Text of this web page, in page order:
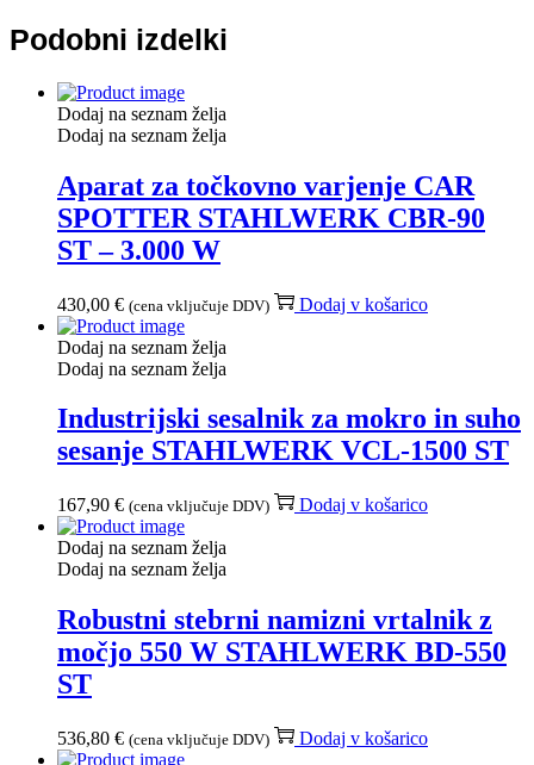
Podobni izdelki
Dodaj na seznam želja
Dodaj na seznam želja
Aparat za točkovno varjenje CAR
SPOTTER STAHLWERK CBR-90
ST – 3.000 W
430,00 € (cena vključuje DDV) Dodaj v košarico
Dodaj na seznam želja
Dodaj na seznam želja
Industrijski sesalnik za mokro in suho
sesanje STAHLWERK VCL-1500 ST
167,90 € (cena vključuje DDV) Dodaj v košarico
Dodaj na seznam želja
Dodaj na seznam želja
Robustni stebrni namizni vrtalnik z
močjo 550 W STAHLWERK BD-550
ST
536,80 € (cena vključuje DDV) Dodaj v košarico